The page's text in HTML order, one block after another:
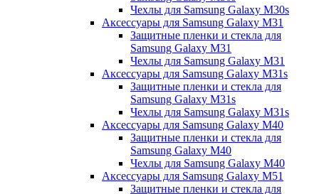
Чехлы для Samsung Galaxy M30s
Аксессуары для Samsung Galaxy M31
Защитные пленки и стекла для
Samsung Galaxy M31
Чехлы для Samsung Galaxy M31
Аксессуары для Samsung Galaxy M31s
Защитные пленки и стекла для
Samsung Galaxy M31s
Чехлы для Samsung Galaxy M31s
Аксессуары для Samsung Galaxy M40
Защитные пленки и стекла для
Samsung Galaxy M40
Чехлы для Samsung Galaxy M40
Аксессуары для Samsung Galaxy M51
Защитные пленки и стекла для